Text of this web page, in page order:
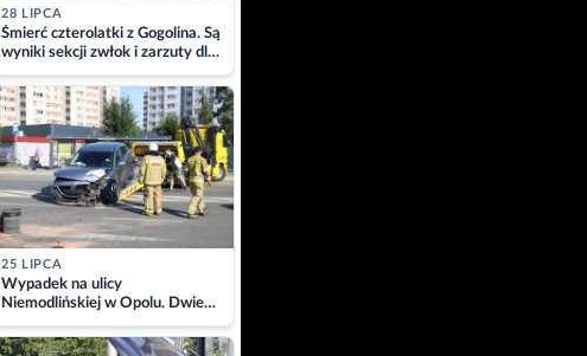
28 LIPCA
Śmierć czterolatki z Gogolina. Są
wyniki sekcji zwłok i zarzuty dla
matki
25 LIPCA
Wypadek na ulicy
Niemodlińskiej w Opolu. Dwie
osoby w szpitalu